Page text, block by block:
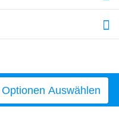
Optionen Auswählen